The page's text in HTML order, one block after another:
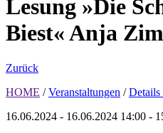
Lesung »Die
Biest« Anja
Zurück
HOME / Veranstaltungen / Details
16.06.2024 - 16.06.2024 14:00 -